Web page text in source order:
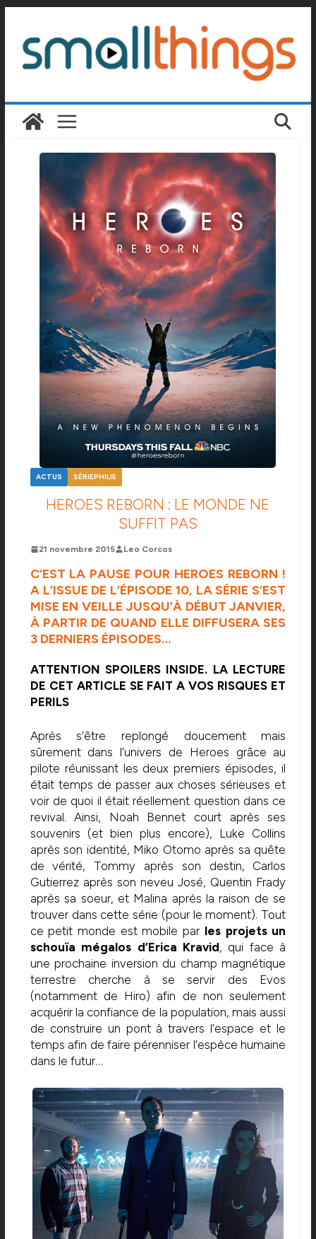
contenu
ACTUS SÉRIEPHILIE
HEROES REBORN : LE MONDE NE
SUFFIT PAS
21 novembre 2015 Leo Corcos
C’EST LA PAUSE POUR HEROES REBORN !
A L’ISSUE DE L’ÉPISODE 10, LA SÉRIE S’EST
MISE EN VEILLE JUSQU’À DÉBUT JANVIER,
À PARTIR DE QUAND ELLE DIFFUSERA SES
3 DERNIERS ÉPISODES…
ATTENTION SPOILERS INSIDE. LA LECTURE
DE CET ARTICLE SE FAIT A VOS RISQUES ET
PERILS
Après s’être replongé doucement mais
sûrement dans l’univers de Heroes grâce au
pilote réunissant les deux premiers épisodes, il
était temps de passer aux choses sérieuses et
voir de quoi il était réellement question dans ce
revival. Ainsi, Noah Bennet court après ses
souvenirs (et bien plus encore), Luke Collins
après son identité, Miko Otomo après sa quête
de vérité, Tommy après son destin, Carlos
Gutierrez après son neveu José, Quentin Frady
après sa soeur, et Malina après la raison de se
trouver dans cette série (pour le moment). Tout
ce petit monde est mobile par les projets un
schouïa mégalos d’Erica Kravid, qui face à
une prochaine inversion du champ magnétique
terrestre cherche à se servir des Evos
(notamment de Hiro) afin de non seulement
acquérir la confiance de la population, mais aussi
de construire un pont à travers l’espace et le
temps afin de faire pérenniser l’espèce humaine
dans le futur…